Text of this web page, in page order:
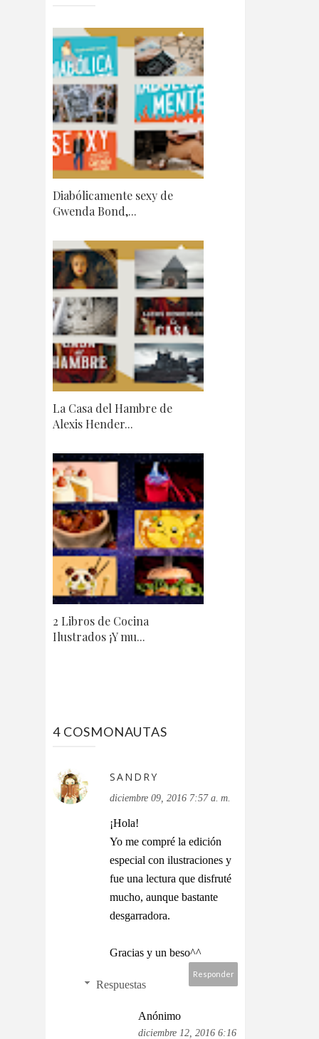
Diabólicamente sexy de
Gwenda Bond,...
La Casa del Hambre de
Alexis Hender...
2 Libros de Cocina
Ilustrados ¡Y mu...
4 COSMONAUTAS
SANDRY
diciembre 09, 2016 7:57 a. m.
¡Hola!
Yo me compré la edición
especial con ilustraciones y
fue una lectura que disfruté
mucho, aunque bastante
desgarradora.
Gracias y un beso^^
Responder
Respuestas
Anónimo
diciembre 12, 2016 6:16